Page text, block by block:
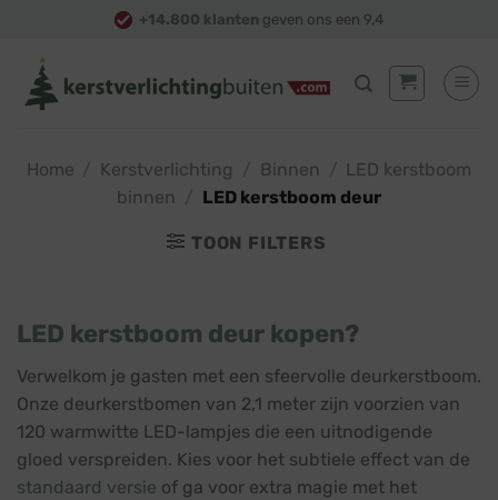
content
+14.800 klanten geven ons een 9,4
Home Kerstverlichting Binnen
LED kerstboom
binnen
LED kerstboom deur
TOON FILTERS
LED kerstboom deur kopen?
Verwelkom je gasten met een sfeervolle deurkerstboom.
Onze deurkerstbomen van 2,1 meter zijn voorzien van
120 warmwitte LED-lampjes die een uitnodigende
gloed verspreiden. Kies voor het subtiele effect van de
standaard versie of ga voor extra magie met het